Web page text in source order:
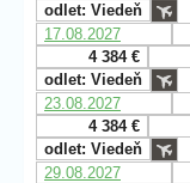
odlet: Viedeň
17.08.2027
4 384 €
odlet: Viedeň
23.08.2027
4 384 €
odlet: Viedeň
29.08.2027